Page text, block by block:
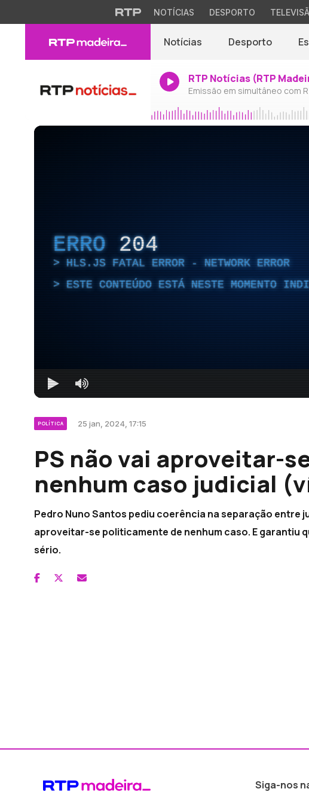
NOTÍCIAS DESPORTO
Notícias Desporto
RTP Notícias (RTP
Emissão em simultâneo com
ERRO 204
HLS.JS FATAL ERROR - NETWORK ERROR
ESTE CONTEÚDO ESTÁ NESTE MOMENTO
POLÍTICA 25 jan, 2024, 17:15
PS não vai aproveitar-
nenhum caso judicial
Pedro Nuno Santos pediu coerência na separação entre
aproveitar-se politicamente de nenhum caso. E garantiu
sério.
Siga-nos